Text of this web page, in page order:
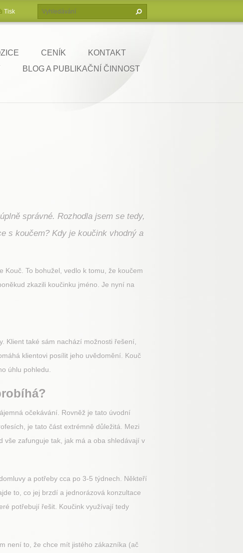
CENÍK
KONTAKT
BLOG A PUBLIKAČNÍ ČINNOST
Tisk
správné. Rozhodla jsem se tedy,
s koučem? Kdy je koučink vhodný a
To bohužel, vedlo k tomu, že koučem
zkazili koučinku jméno. Je nyní na
Klient také sám nachází možnosti řešení,
klientovi posílit jeho uvědomění. Kouč
úhlu pohledu.
očekávání. Rovněž je tato úvodní
je tato část extrémně důležitá. Mezi
vše zafunguje tak, jak má a oba shledávají v
a potřeby cca po 3-5 týdnech. Někteří
to, co jej brzdí a jednorázová konzultace
potřebují řešit. Koučink využívají tedy
není to, že chce mít jistého zákazníka (ač